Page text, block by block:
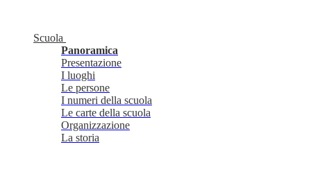
Scuola
Panoramica
Presentazione
I luoghi
Le persone
I numeri della scuola
Le carte della scuola
Organizzazione
La storia